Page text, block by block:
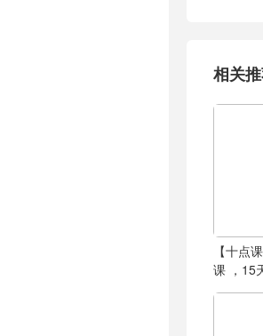
相关
【十点
课 ，15